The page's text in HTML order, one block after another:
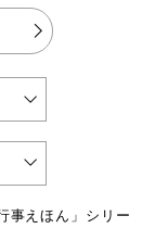
事えほん」シリー